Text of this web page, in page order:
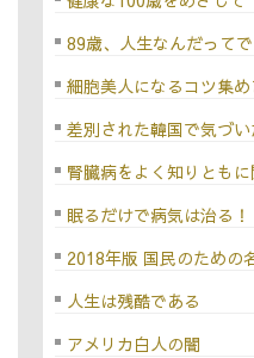
89歳、人生なんだってで
細胞美人になるコツ集
差別された韓国で気づ
腎臓病をよく知りとも
眠るだけで病気は治る！
2018年版 国民のための
人生は残酷である
アメリカ白人の闇